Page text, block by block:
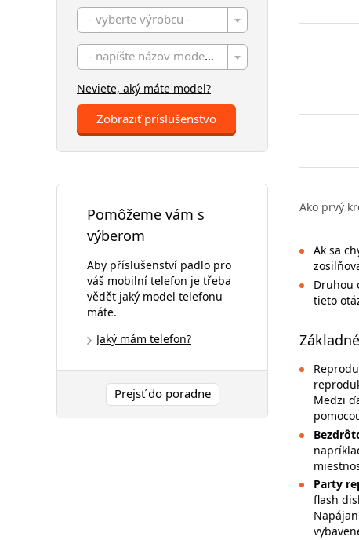
- vyberte výrobcu -
- napíšte názov modelu -
Neviete, aký máte model?
Zobraziť príslušenstvo
Pomôžeme vám s
výberom
Aby příslušenství padlo pro
váš mobilní telefon je třeba
vědět jaký model telefonu
máte.
Jaký mám telefon?
Prejsť do poradne
Ako prvý
Ak sa
Druhou
tieto
Medzi
Party
flash